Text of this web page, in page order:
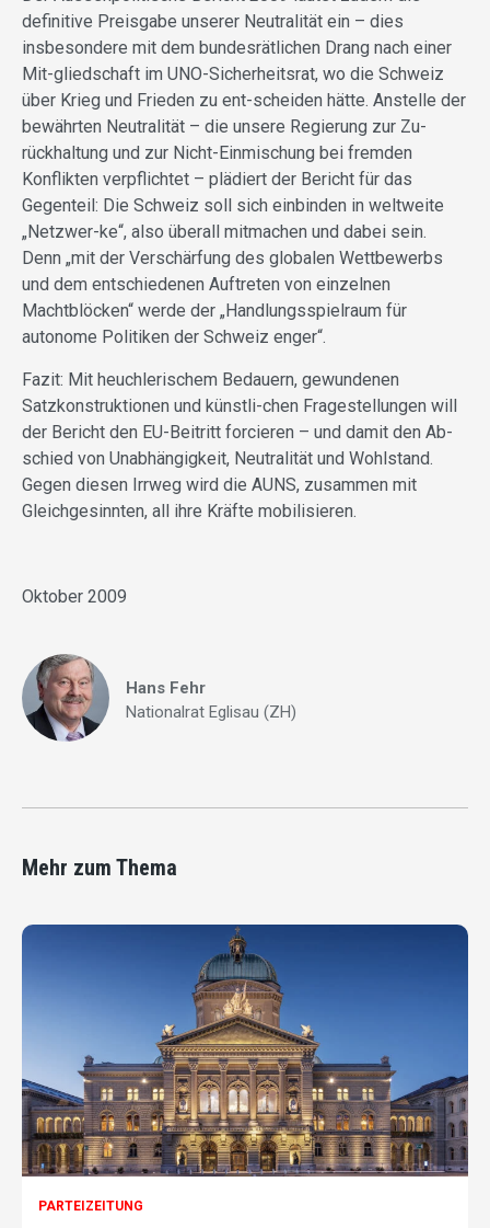
definitive Preisgabe unserer Neutralität ein – dies
insbesondere mit dem bundesrätlichen Drang nach einer
Mit-gliedschaft im UNO-Sicherheitsrat, wo die Schweiz
über Krieg und Frieden zu ent-scheiden hätte. Anstelle der
bewährten Neutralität – die unsere Regierung zur Zu-
rückhaltung und zur Nicht-Einmischung bei fremden
Konflikten verpflichtet – plädiert der Bericht für das
Gegenteil: Die Schweiz soll sich einbinden in weltweite
„Netzwer-ke“, also überall mitmachen und dabei sein.
Denn „mit der Verschärfung des globalen Wettbewerbs
und dem entschiedenen Auftreten von einzelnen
Machtblöcken“ werde der „Handlungsspielraum für
autonome Politiken der Schweiz enger“.
Fazit: Mit heuchlerischem Bedauern, gewundenen
Satzkonstruktionen und künstli-chen Fragestellungen will
der Bericht den EU-Beitritt forcieren – und damit den Ab-
schied von Unabhängigkeit, Neutralität und Wohlstand.
Gegen diesen Irrweg wird die AUNS, zusammen mit
Gleichgesinnten, all ihre Kräfte mobilisieren.
Oktober 2009
Hans Fehr
Nationalrat Eglisau (ZH)
Mehr zum Thema
PARTEIZEITUNG